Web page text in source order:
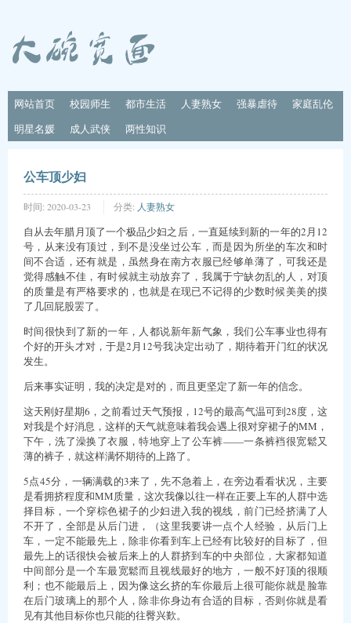
网站首页 校园师生 都市生活 人妻熟女 强暴虐待
家庭乱伦
明星名媛
成人武侠 两性知识
公车顶少妇
时间: 2020-03-23 分类: 人妻熟女
自从去年腊月顶了一个极品少妇之后，一直延续到新的一年的2月12
号，从来没有顶过，到不是没坐过公车，而是因为所坐的车次和时
间不合适，还有就是，虽然身在南方衣服已经够单薄了，可我还是
觉得感触不佳，有时候就主动放弃了，我属于宁缺勿乱的人，对顶
的质量是有严格要求的，也就是在现已不记得的少数时候美美的摸
了几回屁股罢了。
时间很快到了新的一年，人都说新年新气象，我们公车事业也得有
个好的开头才对，于是2月12号我决定出动了，期待着开门红的状况
发生。
后来事实证明，我的决定是对的，而且更坚定了新一年的信念。
这天刚好星期6，之前看过天气预报，12号的最高气温可到28度，这
对我是个好消息，这样的天气就意味着我会遇上很对穿裙子的MM，
下午，洗了澡换了衣服，特地穿上了公车裤——一条裤裆很宽鬆又
薄的裤子，就这样满怀期待的上路了。
5点45分，一辆满载的3来了，先不急着上，在旁边看看状况，主要
是看拥挤程度和MM质量，这次我像以往一样在正要上车的人群中选
择目标，一个穿棕色裙子的少妇进入我的视线，前门已经挤满了人
不开了，全部是从后门进，（这里我要讲一点个人经验，从后门上
车，一定不能最先上，除非你看到车上已经有比较好的目标了，但
最先上的话很快会被后来上的人群挤到车的中央部位，大家都知道
中间部分是一个车最宽鬆而且视线最好的地方，一般不好顶的很顺
利；也不能最后上，因为像这幺挤的车你最后上很可能你就是脸靠
在后门玻璃上的那个人，除非你身边有合适的目标，否则你就是看
见有其他目标你也只能的往臀兴歎。